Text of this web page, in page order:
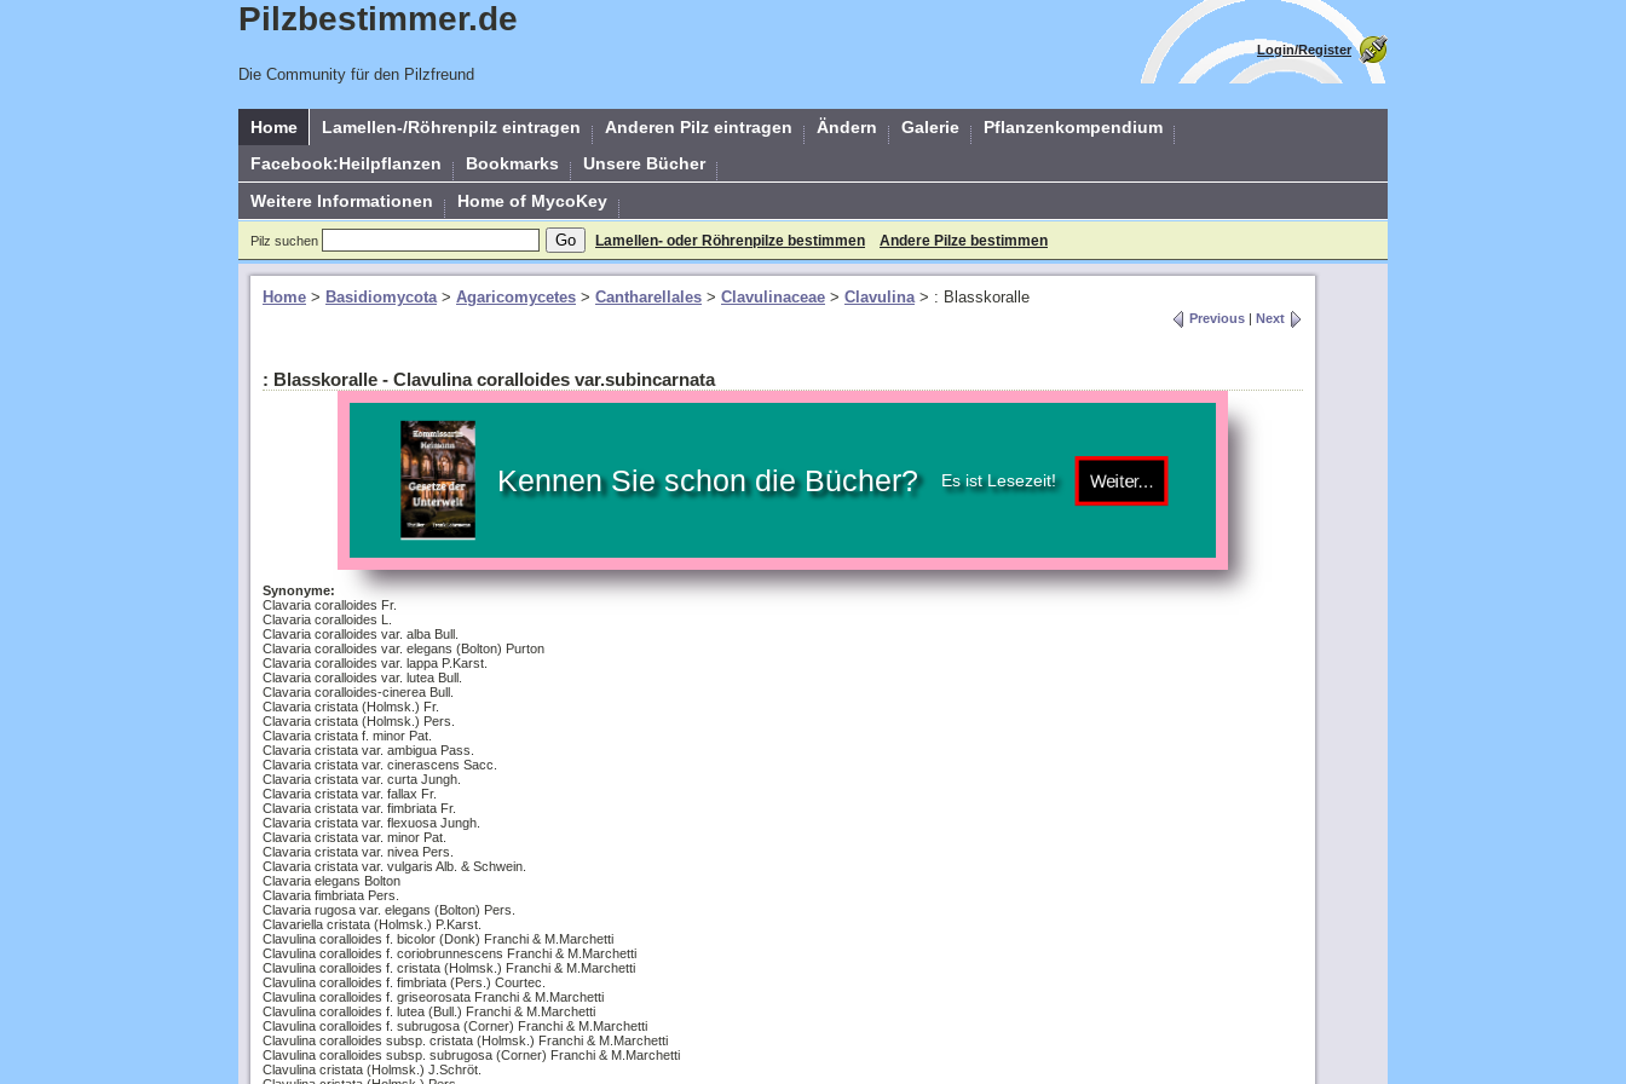
Login/Register
Pilzbestimmer.de
Die Community für den Pilzfreund
Home Lamellen-/Röhrenpilz eintragen Anderen Pilz eintragen Ändern Galerie
Pflanzenkompendium
Facebook:Heilpflanzen
Bookmarks
Unsere Bücher
Weitere Informationen
Home of MycoKey
Pilz suchen Lamellen- oder Röhrenpilze bestimmen Andere Pilze bestimmen
Home > Basidiomycota> Agaricomycetes > Cantharellales > Clavulinaceae > Clavulina> : Blasskoralle
Previous Next
: Blasskoralle - Clavulina coralloides var.subincarnata
Kennen Sie schon die Bücher? Es ist Lesezeit!
Synonyme:
Clavaria coralloides Fr.
Clavaria coralloides L.
Clavaria coralloides var. alba Bull.
Clavaria coralloides var. elegans (Bolton) Purton
Clavaria coralloides var. lappa P.Karst.
Clavaria coralloides var. lutea Bull.
Clavaria coralloides-cinerea Bull.
Clavaria cristata (Holmsk.) Fr.
Clavaria cristata (Holmsk.) Pers.
Clavaria cristata f. minor Pat.
Clavaria cristata var. ambigua Pass.
Clavaria cristata var. cinerascens Sacc.
Clavaria cristata var. curta Jungh.
Clavaria cristata var. fallax Fr.
Clavaria cristata var. fimbriata Fr.
Clavaria cristata var. flexuosa Jungh.
Clavaria cristata var. minor Pat.
Clavaria cristata var. nivea Pers.
Clavaria cristata var. vulgaris Alb. & Schwein.
Clavaria elegans Bolton
Clavaria fimbriata Pers.
Clavaria rugosa var. elegans (Bolton) Pers.
Clavariella cristata (Holmsk.) P.Karst.
Clavulina coralloides f. bicolor (Donk) Franchi & M.Marchetti
Clavulina coralloides f. coriobrunnescens Franchi & M.Marchetti
Clavulina coralloides f. cristata (Holmsk.) Franchi & M.Marchetti
Clavulina coralloides f. fimbriata (Pers.) Courtec.
Clavulina coralloides f. griseorosata Franchi & M.Marchetti
Clavulina coralloides f. lutea (Bull.) Franchi & M.Marchetti
Clavulina coralloides f. subrugosa (Corner) Franchi & M.Marchetti
Clavulina coralloides subsp. cristata (Holmsk.) Franchi & M.Marchetti
Clavulina coralloides subsp. subrugosa (Corner) Franchi & M.Marchetti
Clavulina cristata (Holmsk.) J.Schröt.